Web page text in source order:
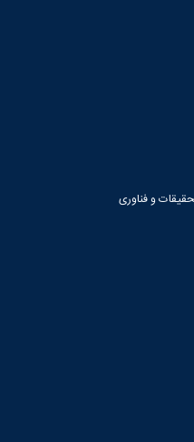
و فناوری